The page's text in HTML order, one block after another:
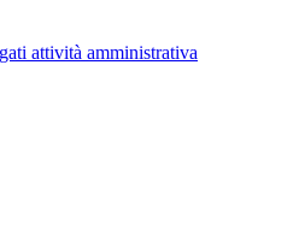
attività amministrativa